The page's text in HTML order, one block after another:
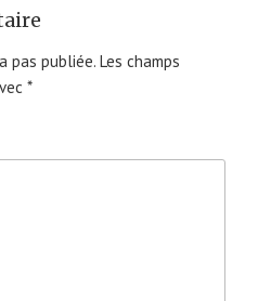
pas publiée. Les champs
*